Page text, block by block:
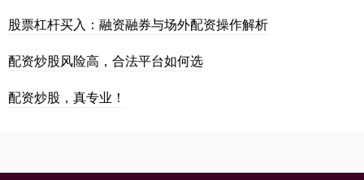
股票杠杆买入：融资融券与场外配资操作解析
配资炒股风险高，合法平台如何选
配资炒股，真专业！